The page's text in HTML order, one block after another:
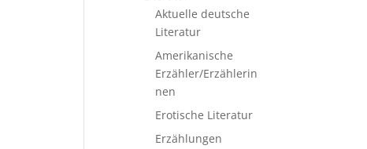
Aktuelle deutsche
Literatur
Amerikanische
Erzähler/Erzählerin
nen
Erotische Literatur
Erzählungen